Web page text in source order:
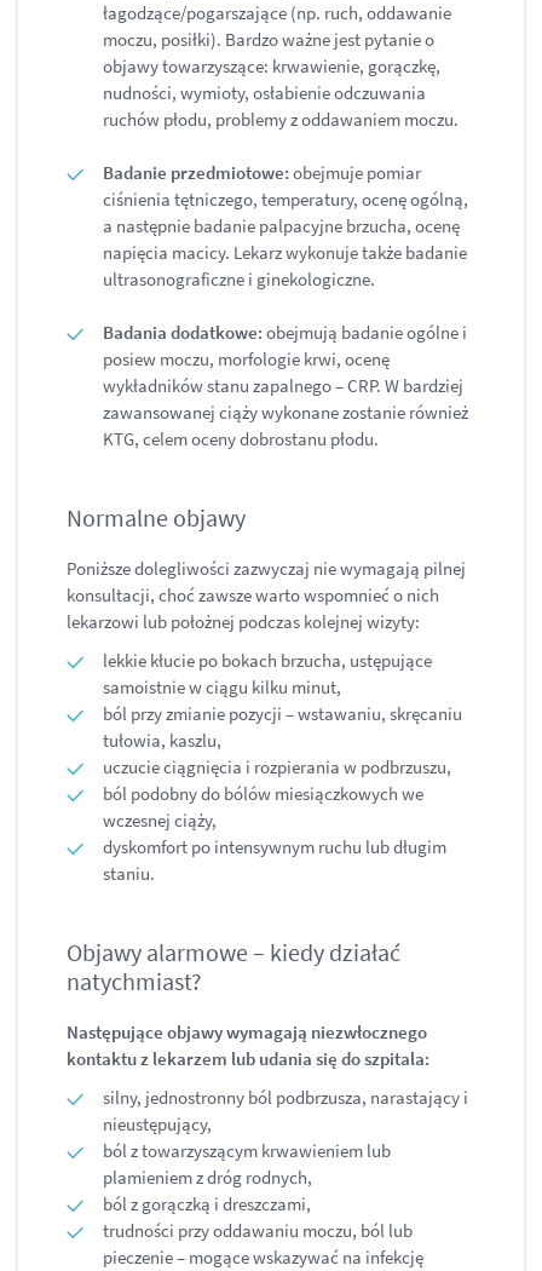
łagodzące/pogarszające (np. ruch, oddawanie
moczu, posiłki). Bardzo ważne jest pytanie o
objawy towarzyszące: krwawienie, gorączkę,
nudności, wymioty, osłabienie odczuwania
ruchów płodu, problemy z oddawaniem moczu.
Badanie przedmiotowe: obejmuje pomiar
ciśnienia tętniczego, temperatury, ocenę ogólną,
a następnie badanie palpacyjne brzucha, ocenę
napięcia macicy. Lekarz wykonuje także badanie
ultrasonograficzne i ginekologiczne.
Badania dodatkowe: obejmują badanie ogólne i
posiew moczu, morfologie krwi, ocenę
wykładników stanu zapalnego – CRP. W bardziej
zawansowanej ciąży wykonane zostanie również
KTG, celem oceny dobrostanu płodu.
Normalne objawy
Poniższe dolegliwości zazwyczaj nie wymagają pilnej
konsultacji, choć zawsze warto wspomnieć o nich
lekarzowi lub położnej podczas kolejnej wizyty:
lekkie kłucie po bokach brzucha, ustępujące
samoistnie w ciągu kilku minut,
ból przy zmianie pozycji – wstawaniu, skręcaniu
tułowia, kaszlu,
uczucie ciągnięcia i rozpierania w podbrzuszu,
ból podobny do bólów miesiączkowych we
wczesnej ciąży,
dyskomfort po intensywnym ruchu lub długim
staniu.
Objawy alarmowe – kiedy działać
natychmiast?
Następujące objawy wymagają niezwłocznego
kontaktu z lekarzem lub udania się do szpitala:
silny, jednostronny ból podbrzusza, narastający i
nieustępujący,
ból z towarzyszącym krwawieniem lub
plamieniem z dróg rodnych,
ból z gorączką i dreszczami,
trudności przy oddawaniu moczu, ból lub
pieczenie – mogące wskazywać na infekcję